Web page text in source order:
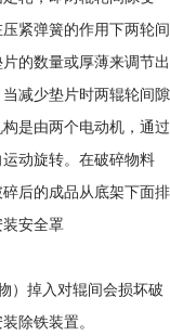
紧弹簧的作用下两轮间
的数量或厚薄来调节出
减少垫片时两辊轮间隙
是由两个电动机，通过
动旋转。在破碎物料
后的成品从底架下面排
安全罩
）掉入对辊间会损坏破
除铁装置。